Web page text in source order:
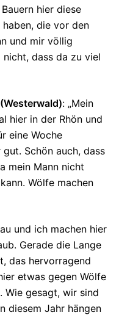
hier diese
die vor den
und mir völlig
dass da zu viel
: „Mein
hier in der Rhön und
eine Woche
Schön auch, dass
mein Mann nicht
Wölfe machen
und ich machen hier
Gerade die Lange
das hervorragend
etwas gegen Wölfe
Wie gesagt, wir sind
diesem Jahr hängen